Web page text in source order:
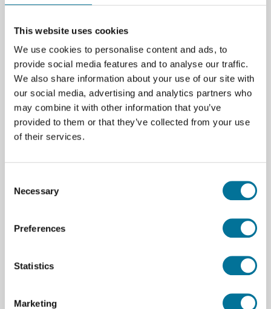
This website uses cookies
We use cookies to personalise content and ads, to
provide social media features and to analyse our traffic.
We also share information about your use of our site with
our social media, advertising and analytics partners who
may combine it with other information that you’ve
provided to them or that they’ve collected from your use
of their services.
Selection
Necessary
Preferences
Statistics
Marketing
Beschrijving
De Turbine Hub is te bevestigen op de as van de
generator zodat je de windbladen gemakkelijk kunt
plaatsen. De naaf is zo ontworpen dat je snel en
makkelijk de bladhoeken kunt veranderen en/of kunt
wisselen.
Specificaties